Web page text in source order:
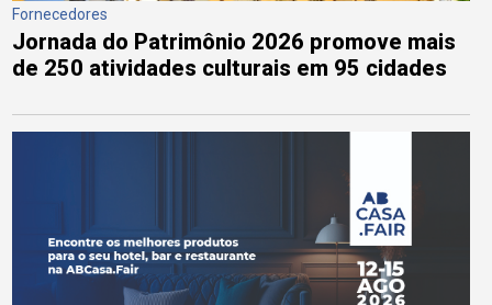
Fornecedores
Jornada do Patrimônio 2026 promove mais
de 250 atividades culturais em 95 cidades